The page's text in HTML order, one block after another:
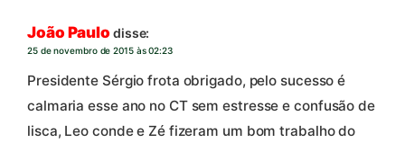
João Paulo disse:
25 de novembro de 2015 às 02:23
Presidente Sérgio frota obrigado, pelo sucesso é
calmaria esse ano no CT sem estresse e confusão de
lisca, Leo conde e Zé fizeram um bom trabalho do